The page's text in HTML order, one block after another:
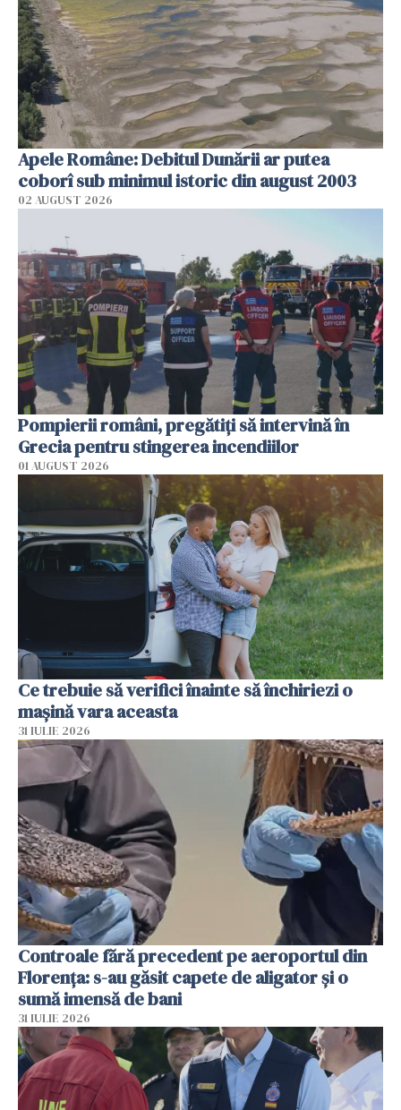
Apele Române: Debitul Dunării ar putea
coborî sub minimul istoric din august 2003
02 AUGUST 2026
Pompierii români, pregătiţi să intervină în
Grecia pentru stingerea incendiilor
01 AUGUST 2026
Ce trebuie să verifici înainte să închiriezi o
mașină vara aceasta
31 IULIE 2026
Controale fără precedent pe aeroportul din
Florența: s-au găsit capete de aligator și o
sumă imensă de bani
31 IULIE 2026